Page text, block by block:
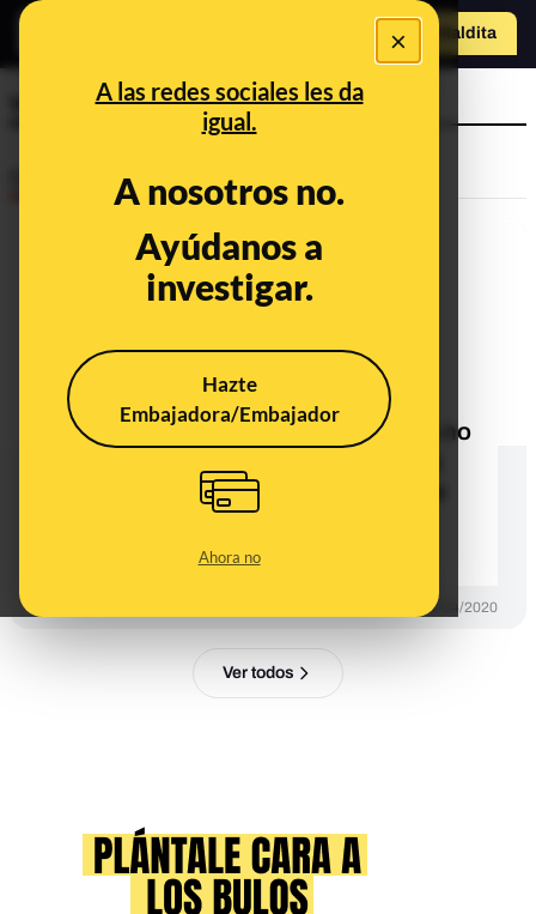
×
A las redes sociales les da
igual.
A nosotros no.
Ayúdanos a
investigar.
Hazte
Embajadora/Embajador
Ahora no
Hazte Maldita
vías urbanas
No, el Ayuntamiento de las Águilas no
partir del lunes durante el estado de
alarma por el coronavirus: es una
09/04/2020
Ver todos